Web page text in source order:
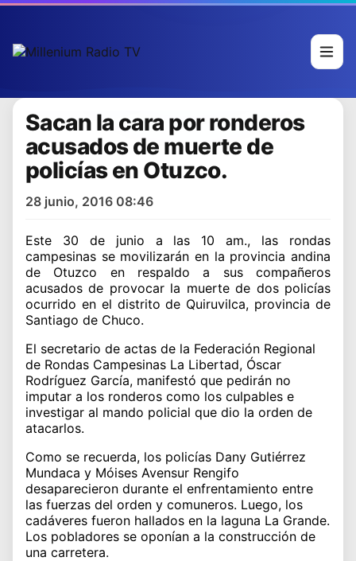
Sacan la cara por ronderos
acusados de muerte de
policías en Otuzco.
28 junio, 2016 08:46
Este 30 de junio a las 10 am., las rondas
campesinas se movilizarán en la provincia andina
de Otuzco en respaldo a sus compañeros
acusados de provocar la muerte de dos policías
ocurrido en el distrito de Quiruvilca, provincia de
Santiago de Chuco.
El secretario de actas de la Federación Regional
de Rondas Campesinas La Libertad, Óscar
Rodríguez García, manifestó que pedirán no
imputar a los ronderos como los culpables e
investigar al mando policial que dio la orden de
atacarlos.
Como se recuerda, los policías Dany Gutiérrez
Mundaca y Móises Avensur Rengifo
desaparecieron durante el enfrentamiento entre
las fuerzas del orden y comuneros. Luego, los
cadáveres fueron hallados en la laguna La Grande.
Los pobladores se oponían a la construcción de
una carretera.